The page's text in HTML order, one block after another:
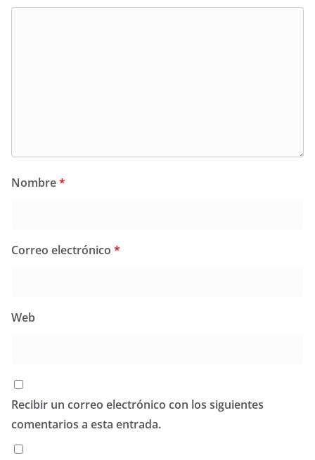
Nombre*
Correo electrónico *
Web
Recibir un correo electrónico con los siguientes
comentarios a esta entrada.